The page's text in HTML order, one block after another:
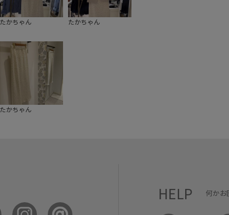
たかちゃん たかちゃん
たかちゃん
HELP 何かお